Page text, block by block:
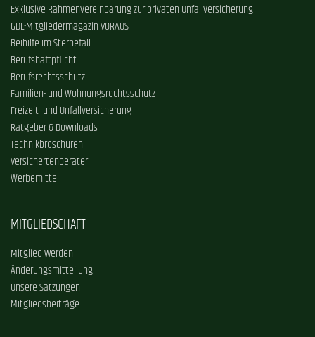
Exklusive Rahmenvereinbarung zur privaten Unfallversicherung
GDL-Mitgliedermagazin VORAUS
Beihilfe im Sterbefall
Berufshaftpflicht
Berufsrechtsschutz
Familien- und Wohnungsrechtsschutz
Freizeit- und Unfallversicherung
Ratgeber & Downloads
Technikbroschüren
Versichertenberater
Werbemittel
MITGLIEDSCHAFT
Mitglied werden
Änderungsmitteilung
Unsere Satzungen
Mitgliedsbeiträge